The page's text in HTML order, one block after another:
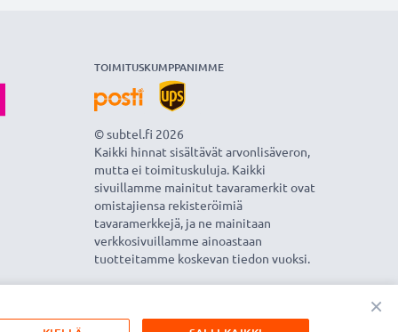
TOIMITUSKUMPPANIMME
© subtel.fi 2026
Kaikki hinnat sisältävät arvonlisäveron,
mutta ei toimituskuluja. Kaikki
sivuillamme mainitut tavaramerkit ovat
omistajiensa rekisteröimiä
tavaramerkkejä, ja ne mainitaan
verkkosivuillamme ainoastaan
tuotteitamme koskevan tiedon vuoksi.
×